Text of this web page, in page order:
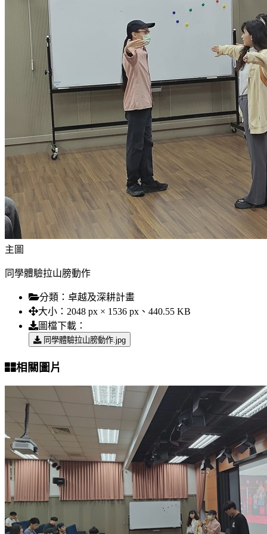
主圖
同學體驗拉山膀動作
分類： 卓越及深耕計畫
大小： 2048 px × 1536 px、440.55 KB
圖檔下載：
同學體驗拉山膀動作.jpg
相關圖片